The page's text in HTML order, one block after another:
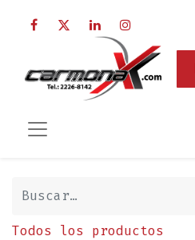
Todos los productos